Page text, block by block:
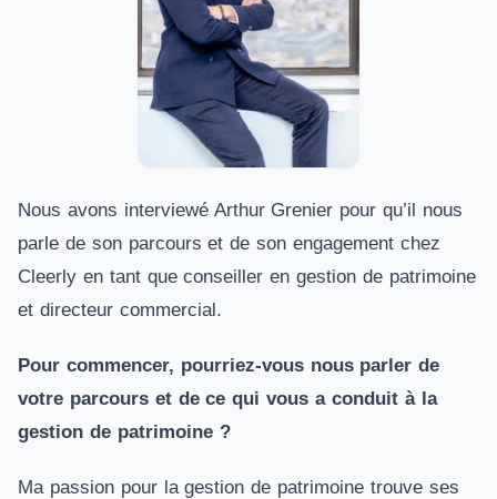
Nous avons interviewé Arthur Grenier pour qu’il nous
parle de son parcours et de son engagement chez
Cleerly en tant que conseiller en gestion de patrimoine
et directeur commercial.
Pour commencer, pourriez-vous nous parler de
votre parcours et de ce qui vous a conduit à la
gestion de patrimoine ?
Ma passion pour la gestion de patrimoine trouve ses